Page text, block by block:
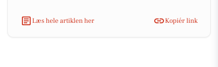
Læs hele artiklen her Kopiér link